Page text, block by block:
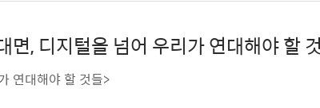
, 디지털을 넘어 우리가 연대해야 할
연대해야 할 것들>